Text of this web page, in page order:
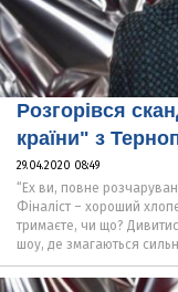
Розгорівся
країни" з
29.04.2020 08:49
“Ех ви, повне
Фіналіст – хороший
тримаєте, чи що?
шоу, де змагаються